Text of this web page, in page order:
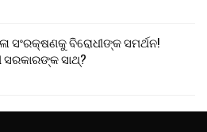
ସଂରକ୍ଷଣକୁ ବିରୋଧୀଙ୍କ ସମର୍ଥନ!
ସରକାରଙ୍କ ସାଥ୍?